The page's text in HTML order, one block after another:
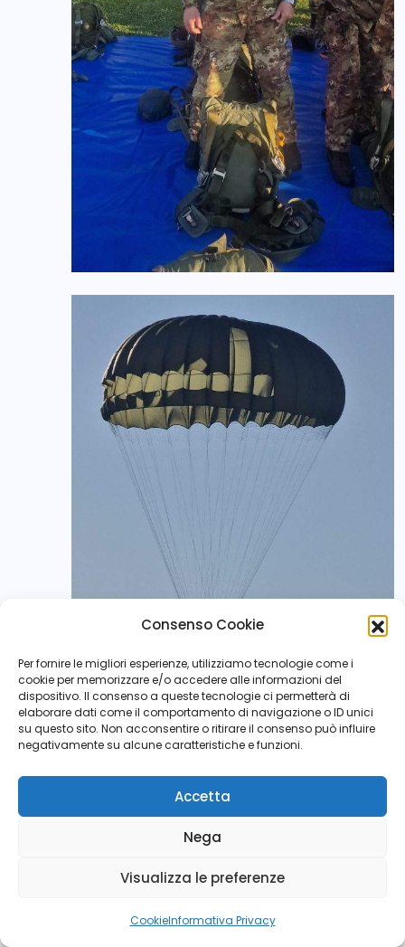
Consenso Cookie
Per fornire le migliori esperienze, utilizziamo tecnologie come i
cookie per memorizzare e/o accedere alle informazioni del
dispositivo. Il consenso a queste tecnologie ci permetterà di
elaborare dati come il comportamento di navigazione o ID unici
su questo sito. Non acconsentire o ritirare il consenso può influire
negativamente su alcune caratteristiche e funzioni.
Accetta
Nega
Visualizza le preferenze
CookieInformativa Privacy